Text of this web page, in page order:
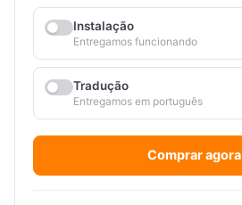
Instalação
Entregamos funcionando
Tradução
Entregamos em português
Comprar agora